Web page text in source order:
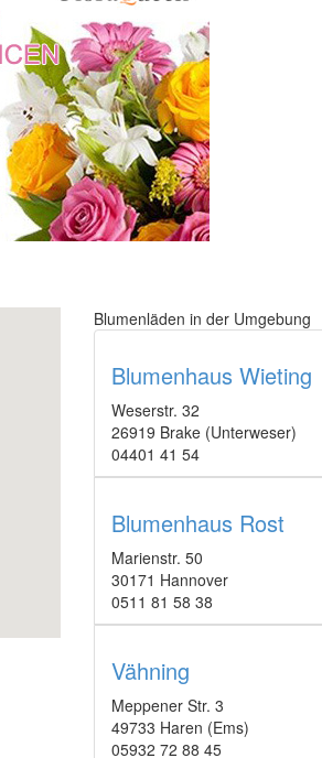
Blumenläden in der Umgebung
Blumenhaus Wieting
Weserstr. 32
26919 Brake (Unterweser)
04401 41 54
Blumenhaus Rost
Marienstr. 50
30171 Hannover
0511 81 58 38
Vähning
Meppener Str. 3
49733 Haren (Ems)
05932 72 88 45